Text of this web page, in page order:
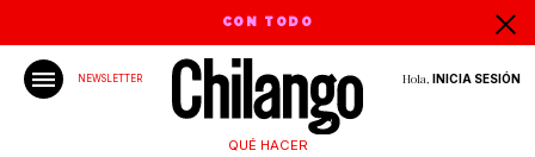
CON TODO
NEWSLETTER Hola, INICIA SESIÓN
QUÉ HACER